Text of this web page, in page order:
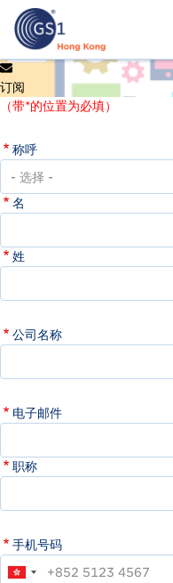
主
要
内
Header
Top
Menu
订阅
（带*的位置为必填）
称呼
名
姓
公司名称
电子邮件
职称
手机号码